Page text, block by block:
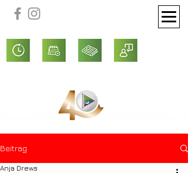
Beitrag
Anja Drews